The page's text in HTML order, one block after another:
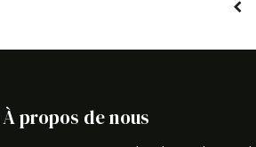
À propos de nous